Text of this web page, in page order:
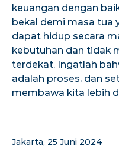
keuangan dengan
bekal demi masa tua
dapat hidup secara
kebutuhan dan tidak
terdekat. Ingatlah
adalah proses, dan
membawa kita lebih
Jakarta, 25 Juni 2024